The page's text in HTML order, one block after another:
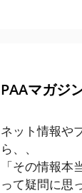
PAAマガジ
ネット情報や
ら、、
「その情報本
って疑問に思